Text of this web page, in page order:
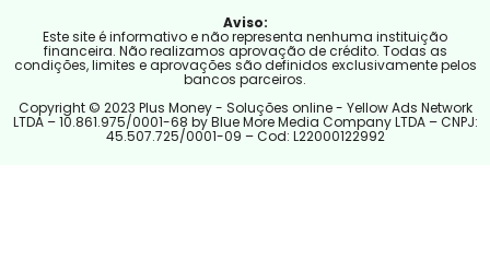
Aviso:
Este site é informativo e não representa nenhuma instituição
financeira. Não realizamos aprovação de crédito. Todas as
condições, limites e aprovações são definidos exclusivamente pelos
bancos parceiros.
Copyright © 2023 Plus Money - Soluções online - Yellow Ads Network
LTDA – 10.861.975/0001-68 by Blue More Media Company LTDA – CNPJ:
45.507.725/0001-09 – Cod: L22000122992